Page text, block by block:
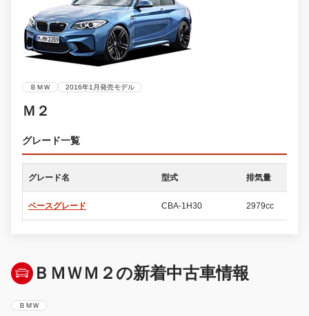
ＢＭＷ 2016年1月発売モデル
Ｍ２
グレード一覧
グレード名 型式 排気量
ベースグレード CBA-1H30 2979cc
ＢＭＷＭ２の新着中古車情報
ＢＭＷ